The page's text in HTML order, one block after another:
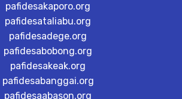
pafidesakaporo.org
pafidesataliabu.org
pafidesadege.org
pafidesabobong.org
pafidesakeak.org
pafidesabanggai.org
pafidesaabason.org